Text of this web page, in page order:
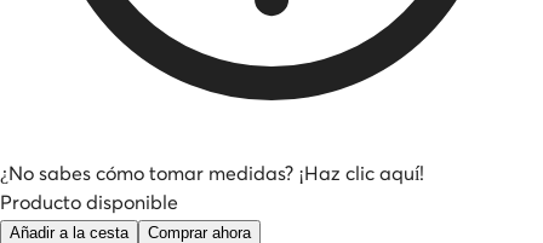
¿No sabes cómo tomar medidas? ¡Haz clic aquí!
Producto disponible
Añadir a la cesta Comprar ahora